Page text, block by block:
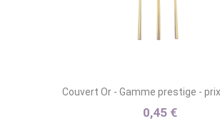
Couvert Or - Gamme prestige -
0,45 €